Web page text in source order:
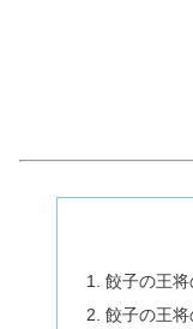
餃子の王
餃子の王